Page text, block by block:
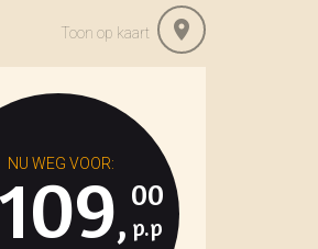
Toon op kaart
,
00